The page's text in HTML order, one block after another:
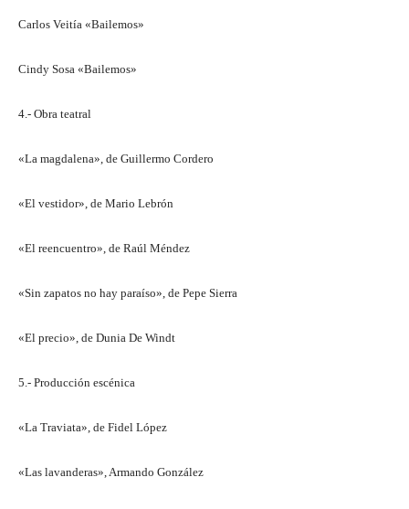
Carlos Veitía «Bailemos»
Cindy Sosa «Bailemos»
4.- Obra teatral
«La magdalena», de Guillermo Cordero
«El vestidor», de Mario Lebrón
«El reencuentro», de Raúl Méndez
«Sin zapatos no hay paraíso», de Pepe Sierra
«El precio», de Dunia De Windt
5.- Producción escénica
«La Traviata», de Fidel López
«Las lavanderas», Armando González